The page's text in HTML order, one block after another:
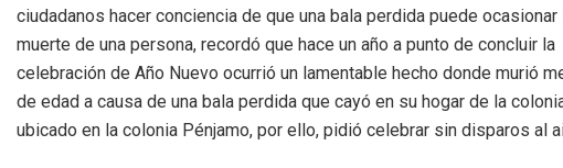
ciudadanos hacer conciencia de que una bala perdida puede ocasionar
muerte de una persona, recordó que hace un año a punto de concluir la
celebración de Año Nuevo ocurrió un lamentable hecho donde murió
de edad a causa de una bala perdida que cayó en su hogar de la
ubicado en la colonia Pénjamo, por ello, pidió celebrar sin disparos al